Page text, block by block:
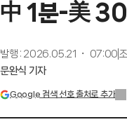
中 1분-美
발행 : 2026.05.21 ・ 07:00
문완식 기자
Google 검색 선호 출처로 추가